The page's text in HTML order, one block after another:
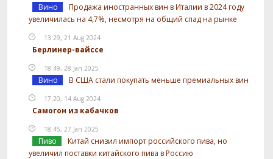
Вино
Продажа иностранных вин в Италии в 2024 году
увеличилась на 4,7%, несмотря на общий спад на рынке
13:29, 21 Aug 2024
Берлинер-вайссе
18:49, 28 Jan 2025
Вино В США стали покупать меньше премиальных вин
17:20, 14 Aug 2024
Самогон из кабачков
18:45, 27 Jan 2025
Пиво
Китай снизил импорт российского пива, но
увеличил поставки китайского пива в Россию